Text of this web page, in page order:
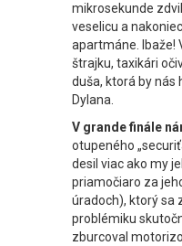
mikrosekunde
veselicu a
apartmáne. Ibaže!
štrajku, taxikári
duša, ktorá by nás
Dylana.
V grande finále
otupeného
desil viac ako my
priamočiaro za
úradoch), ktorý sa
problémiku
zburcoval